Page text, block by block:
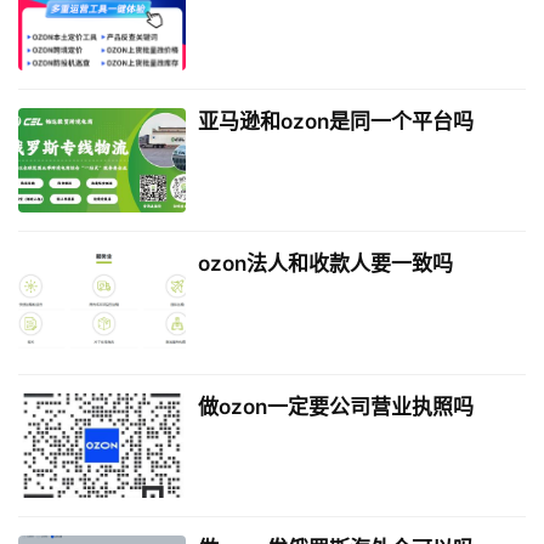
亚马逊和ozon是同一个平台吗
ozon法人和收款人要一致吗
做ozon一定要公司营业执照吗